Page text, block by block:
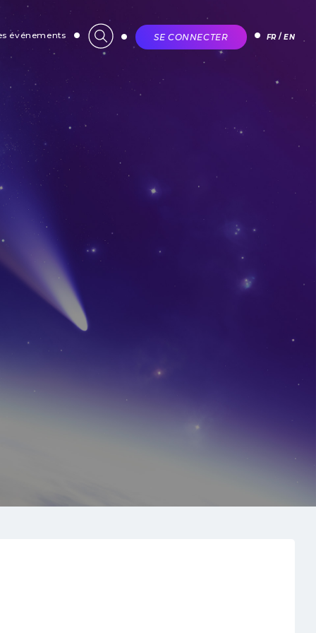
événements SE CONNECTER FR EN